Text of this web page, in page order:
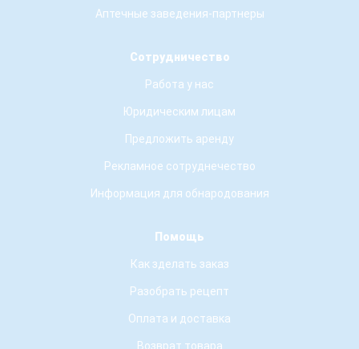
Аптечные заведения-партнеры
Сотрудничество
Работа у нас
Юридическим лицам
Предложить аренду
Рекламное сотруднечество
Информация для обнародования
Помощь
Как зделать заказ
Разобрать рецепт
Оплата и доставка
Возврат товара